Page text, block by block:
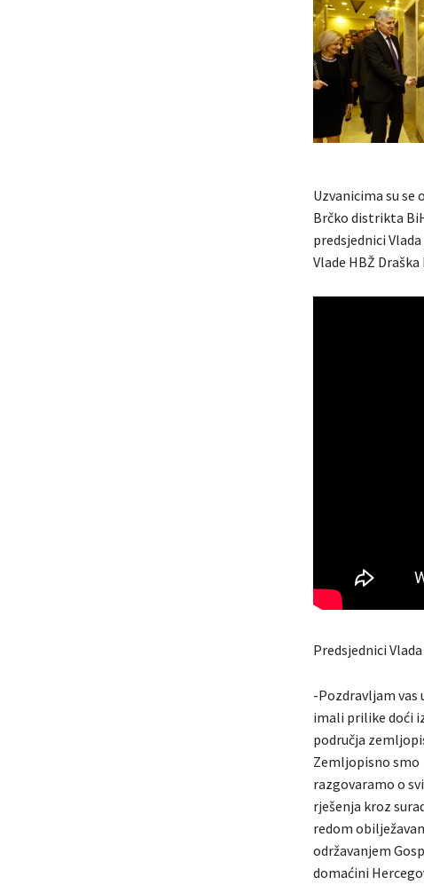
Uzvanicima su
Brčko distrikta
predsjednici
Vlade HBŽ
Predsjednici
-Pozdravljam vas
imali prilike doći
područja
Zemljopisno smo
razgovaramo o
rješenja kroz
redom
održavanjem
domaćini